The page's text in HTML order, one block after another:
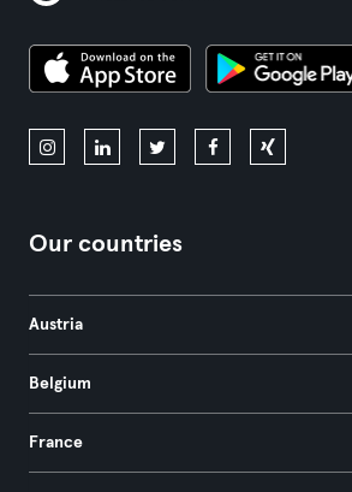
Our countries
Austria
Belgium
France